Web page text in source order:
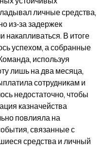
личные средства,
из‑за задержек
накапливаться. В итоге
успехом, а собранные
используя
лишь на два месяца,
сотрудникам и
недостаточно, чтобы
казначейства
повлияла на
связанные с
средства и личный